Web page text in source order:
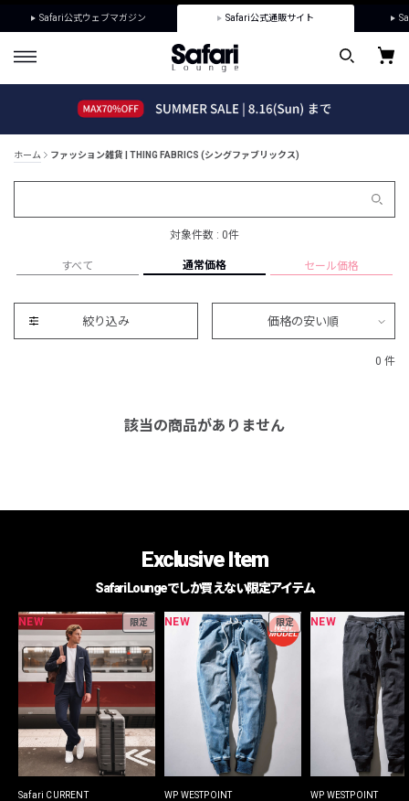
Safari公式ウェブマガジン Safari公式通販サイト
ホーム ファッション雑貨 | THING FABRICS (シングファブリックス)
対象件数 : 0件
すべて 通常価格 セール価格
絞り込み 価格の安い順
0 件
該当の商品がありません
Exclusive Item
Safari Loungeでしか買えない限定アイテム
NEW 限定
Safari CURRENT
NEW 限定
WP WESTPOINT
NEW
WP WESTPOINT